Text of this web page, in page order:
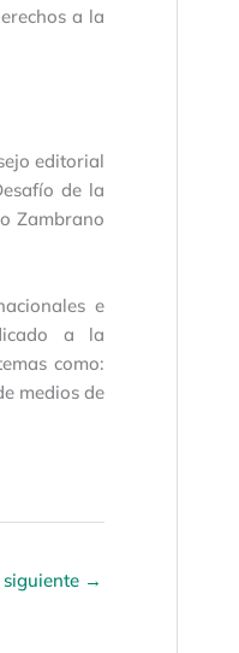
a la
editorial
de la
Zambrano
e
a la
como:
medios de
→